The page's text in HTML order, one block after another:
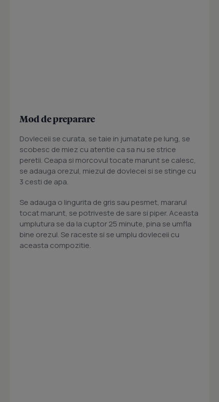
Mod de preparare
Dovleceii se curata, se taie in jumatate pe lung, se
scobesc de miez cu atentie ca sa nu se strice
peretii. Ceapa si morcovul tocate marunt se calesc,
se adauga orezul, miezul de dovlecei si se stinge cu
3 cesti de apa.
Se adauga o lingurita de gris sau pesmet, mararul
tocat marunt, se potriveste de sare si piper. Aceasta
umplutura se da la cuptor 25 minute, pina se umfla
bine orezul. Se raceste si se umplu dovleceii cu
aceasta compozitie.